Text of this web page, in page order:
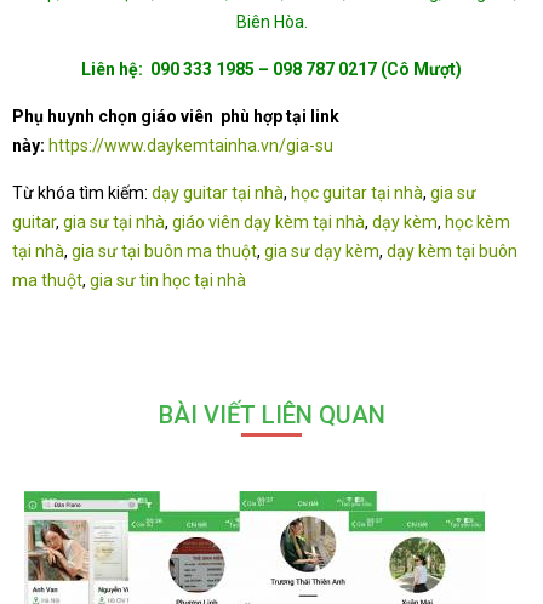
Biên Hòa.
Liên hệ: 090 333 1985 – 098 787 0217 (Cô Mượt)
Phụ huynh chọn giáo viên phù hợp tại link
này: https://www.daykemtainha.vn/gia-su
Từ khóa tìm kiếm: dạy guitar tại nhà, học guitar tại nhà, gia sư
guitar, gia sư tại nhà, giáo viên dạy kèm tại nhà, dạy kèm, học kèm
tại nhà, gia sư tại buôn ma thuột, gia sư dạy kèm, dạy kèm tại buôn
ma thuột, gia sư tin học tại nhà
BÀI VIẾT LIÊN QUAN